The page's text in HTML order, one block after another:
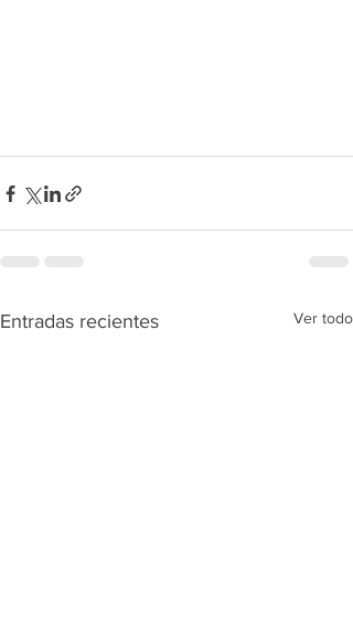
Entradas recientes Ver todo